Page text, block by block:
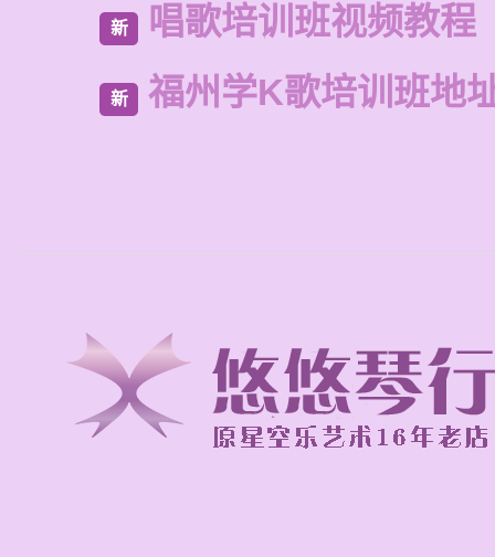
新 唱歌培训班视频教程
新 福州学K歌培训班地